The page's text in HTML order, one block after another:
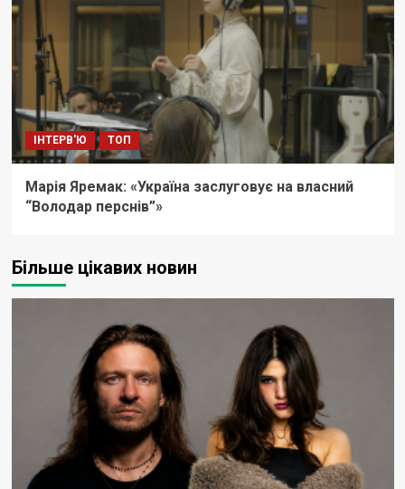
ІНТЕРВ'Ю ТОП
Марія Яремак: «Україна заслуговує на власний
“Володар перснів”»
Більше цікавих новин